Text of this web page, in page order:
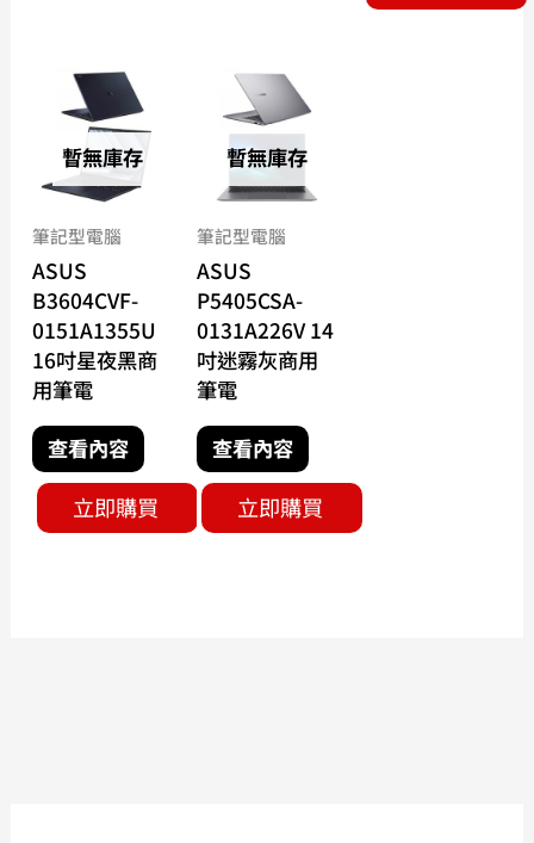
暫無庫存
筆記型電腦
ASUS
B3604CVF-
0151A1355U
16吋星夜黑商
用筆電
查看內容
立即購買
暫無庫存
筆記型電腦
ASUS
P5405CSA-
0131A226V 14
吋迷霧灰商用
筆電
查看內容
立即購買